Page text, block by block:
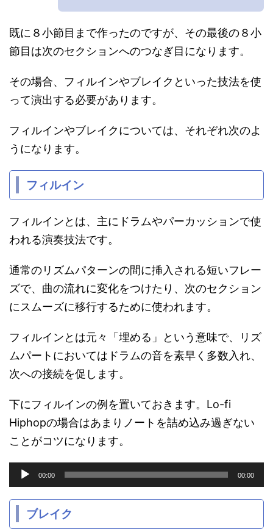
既に８小節目まで作ったのですが、その最後の８小
節目は次のセクションへのつなぎ目になります。
その場合、フィルインやブレイクといった技法を使
って演出する必要があります。
フィルインやブレイクについては、それぞれ次のよ
うになります。
フィルイン
フィルインとは、主にドラムやパーカッションで使
われる演奏技法です。
通常のリズムパターンの間に挿入される短いフレー
ズで、曲の流れに変化をつけたり、次のセクション
にスムーズに移行するために使われます。
フィルインとは元々「埋める」という意味で、リズ
ムパートにおいてはドラムの音を素早く多数入れ、
次への接続を促します。
下にフィルインの例を置いておきます。Lo-fi
Hiphopの場合はあまりノートを詰め込み過ぎない
ことがコツになります。
レ
ー
00:00 00:00
ブレイク